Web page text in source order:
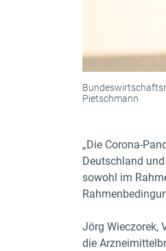
Pietschmann
„Die Corona-
Deutschland
sowohl im
Jörg Wieczorek,
die